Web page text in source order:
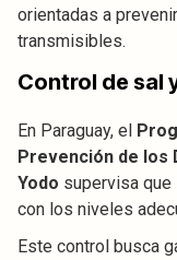
orientadas a
transmisibles.
Control de sal
En Paraguay, el
Prevención de los
Yodo supervisa que
con los niveles
Este control busca